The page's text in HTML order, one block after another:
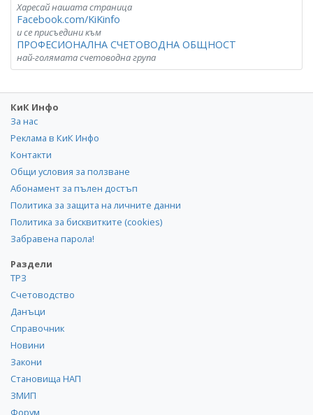
Харесай нашата страница
Facebook.com/KiKinfo
и се присъедини към
ПРОФЕСИОНАЛНА СЧЕТОВОДНА ОБЩНОСТ
най-голямата счетоводна група
КиК Инфо
За нас
Реклама в КиК Инфо
Контакти
Общи условия за ползване
Абонамент за пълен достъп
Политика за защита на личните данни
Политика за бисквитките (cookies)
Забравена парола!
Раздели
ТРЗ
Счетоводство
Данъци
Справочник
Новини
Закони
Становища НАП
ЗМИП
Форум